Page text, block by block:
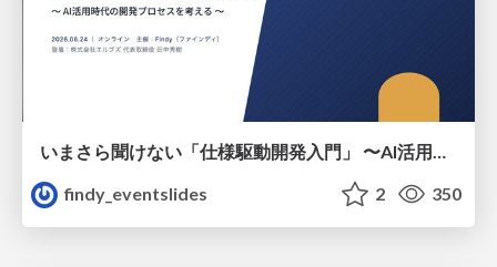
いまさら聞けない「仕様駆動開発入門」 〜AI活用時代の開発プロセスを考える〜
findy_eventslides
2 350